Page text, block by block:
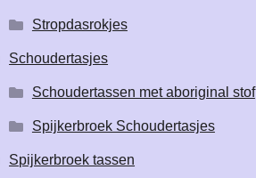
Stropdasrokjes
Schoudertasjes
Schoudertassen met aboriginal stof
Spijkerbroek Schoudertasjes
Spijkerbroek tassen